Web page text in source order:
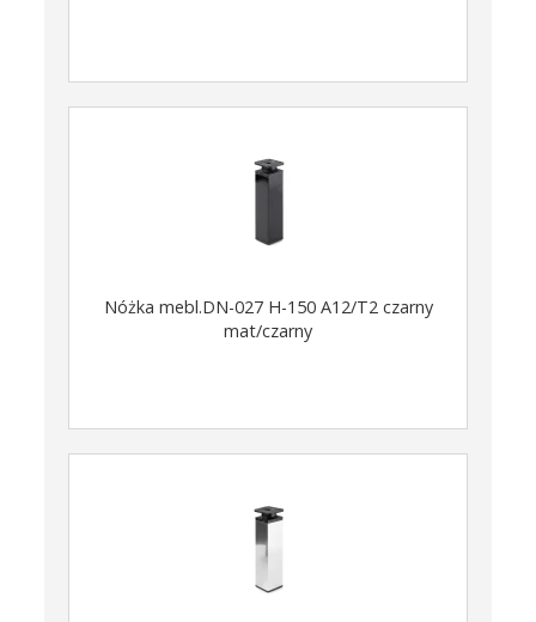
Nóżka mebl.DN-027 H-150 A12/T2 czarny
mat/czarny